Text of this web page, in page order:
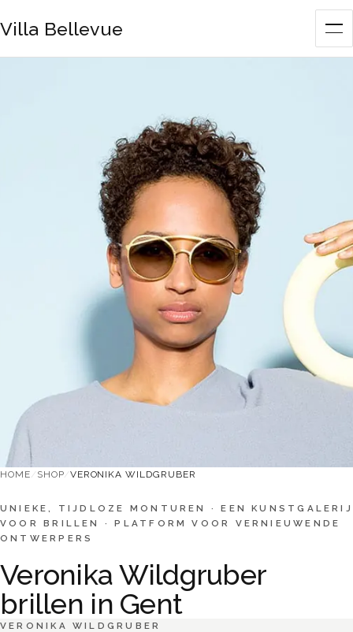
Villa Bellevue
HOME SHOP/ VERONIKA WILDGRUBER
UNIEKE, TIJDLOZE MONTUREN ·EEN KUNSTGALERIJ
VOOR BRILLEN
·PLATFORM VOOR VERNIEUWENDE
ONTWERPERS
Veronika Wildgruber
brillen in Gent
VERONIKA WILDGRUBER